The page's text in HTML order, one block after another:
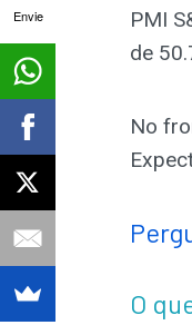
PMI
de
No
O
Envie